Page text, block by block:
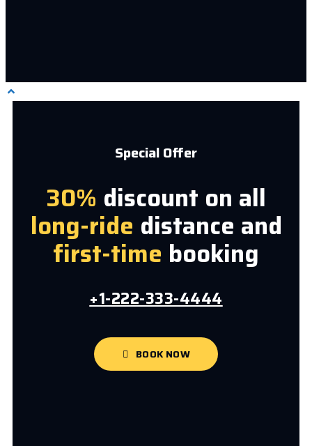
Special Offer
30% discount on all
long-ride distance and
first-time booking
+1-222-333-4444
BOOK NOW